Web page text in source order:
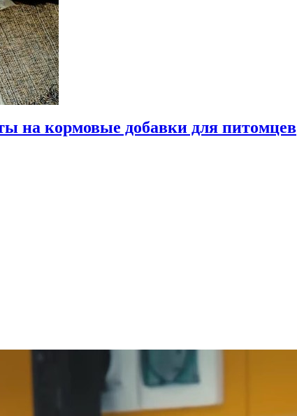
на кормовые добавки для питомцев